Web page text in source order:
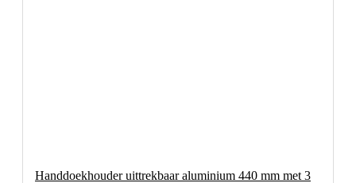
Handdoekhouder uittrekbaar aluminium 440 mm met 3